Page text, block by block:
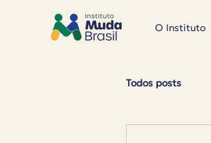
O Instituto
Todos posts